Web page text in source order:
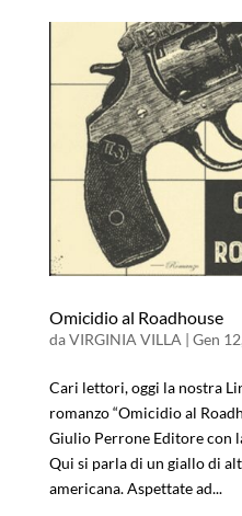
Omicidio al Roadhouse
daVIRGINIA VILLA | Gen
Cari lettori, oggi la nostra
romanzo “Omicidio al
Giulio Perrone Editore con
Qui si parla di un giallo di
americana. Aspettate ad...